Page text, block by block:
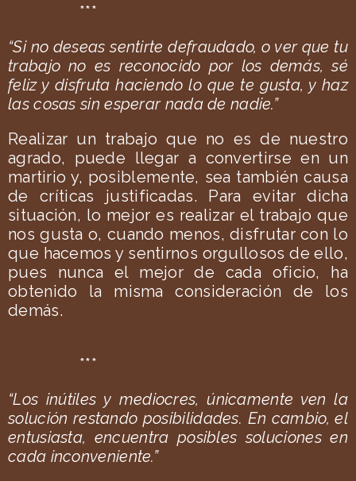
***
“Si no deseas sentirte defraudado, o ver que tu
trabajo no es reconocido por los demás, sé
feliz y disfruta haciendo lo que te gusta, y haz
las cosas sin esperar nada de nadie.”
Realizar un trabajo que no es de nuestro
agrado, puede llegar a convertirse en un
martirio y, posiblemente, sea también causa
de críticas justificadas. Para evitar dicha
situación, lo mejor es realizar el trabajo que
nos gusta o, cuando menos, disfrutar con lo
que hacemos y sentirnos orgullosos de ello,
pues nunca el mejor de cada oficio, ha
obtenido la misma consideración de los
demás.
***
“Los inútiles y mediocres, únicamente ven la
solución restando posibilidades. En cambio, el
entusiasta, encuentra posibles soluciones en
cada inconveniente.”